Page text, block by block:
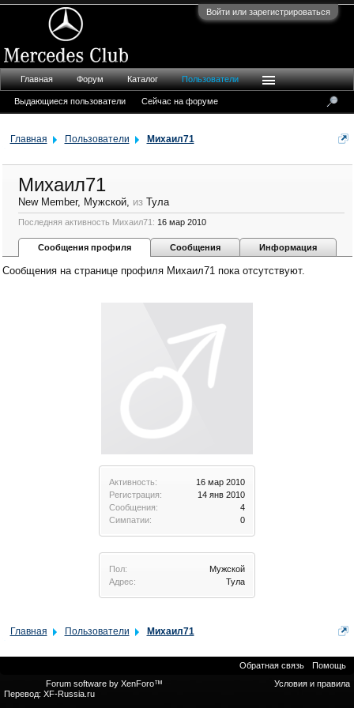
Войти или зарегистрироваться
Главная Пользователи Михаил71
Активность:
16 мар 2010
Регистрация:
14 янв 2010
Сообщения:
4
Симпатии:
0
Пол:
Мужской
Адрес:
Тула
Михаил71
New Member, Мужской, из Тула
Последняя активность Михаил71: 16 мар 2010
Сообщения профиля Сообщения Информация
Сообщения на странице профиля Михаил71 пока отсутствуют.
Главная Пользователи Михаил71
Главная Форум Каталог Пользователи
Выдающиеся пользователи Сейчас на форуме
Обратная связь
Помощь
Условия и правила
Forum software by XenForo™
Перевод: XF-Russia.ru